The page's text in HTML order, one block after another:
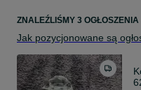
ZNALEŹLIŚMY 3 OGŁOSZENIA
Jak pozycjonowane są